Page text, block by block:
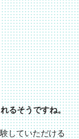
るそうですね。
していただける